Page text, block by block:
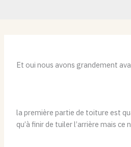
Et oui nous avons grandement
la première partie de toiture est
qu’à finir de tuiler l’arrière mais ce